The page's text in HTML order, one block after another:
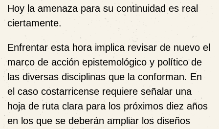
Hoy la amenaza para su continuidad es real
ciertamente.
Enfrentar esta hora implica revisar de nuevo el
marco de acción epistemológico y político de
las diversas disciplinas que la conforman. En
el caso costarricense requiere señalar una
hoja de ruta clara para los próximos diez años
en los que se deberán ampliar los diseños